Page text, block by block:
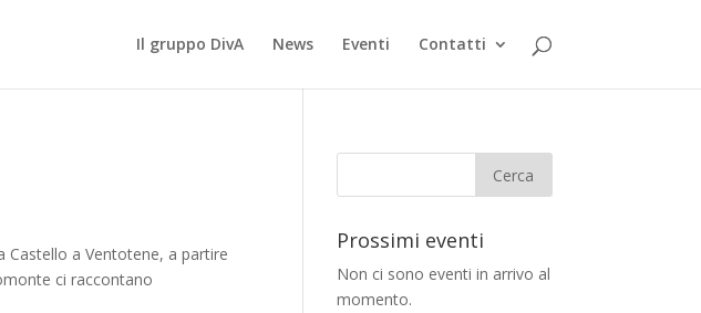
Il gruppo DivA News Eventi Contatti
a Ventotene, a partire
ci raccontano
Prossimi eventi
Non ci sono eventi in arrivo al
momento.